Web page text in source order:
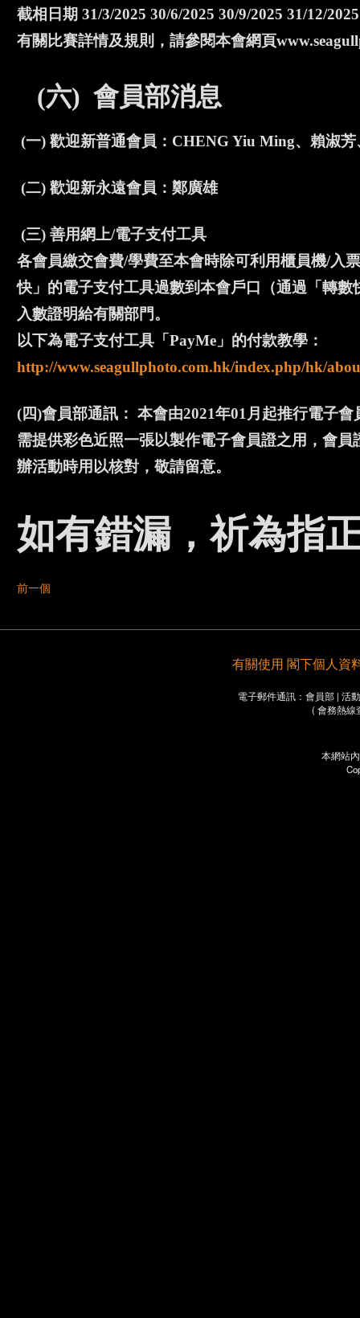
截相日期 31/3/2025 30/6/2025 30/9/2025 31/12/2025
有關比賽詳情及規則，請參閱本會網頁
(六) 會員部消息
(一) 歡迎新普通會員：CHENG Yiu Ming、賴淑
(二) 歡迎新永遠會員：鄭廣雄
(三) 善用網上/電子支付工具
各會員繳交會費/學費至本會時除可利用櫃員機/入
快」的電子支付工具過數到本會戶口（通過「轉
入數證明給有關部門。
以下為電子支付工具「PayMe」的付款教學：
http://www.seagullphoto.com.hk/index.php/hk/
(四)會員部通訊： 本會由2021年01月起推行電子
需提供彩色近照一張以製作電子會員證之用，會
辦活動時用以核對，敬請留意。
如有錯漏，祈為指
前一個
有關使用 閣下個人資
電子郵件通訊：會員部 | 活
( 會務熱線
本網站